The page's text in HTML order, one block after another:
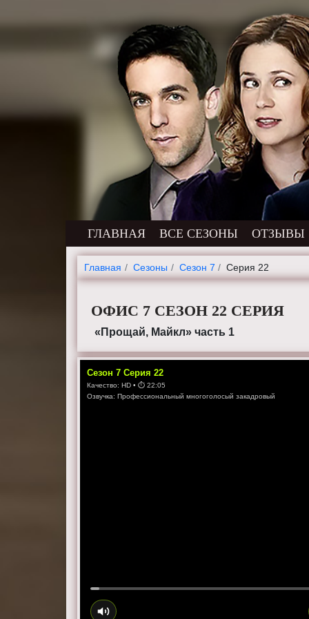
ГЛАВНАЯ ВСЕ СЕЗОНЫ ОТЗЫВЫ
Главная Cезоны Сезон 7 Серия 22
ОФИС 7 СЕЗОН 22 СЕРИЯ
«Прощай, Майкл» часть 1
Сезон7 Серия22
Качество:HD • ⏱22:05
Озвучка:Профессиональный многоголосый закадровый